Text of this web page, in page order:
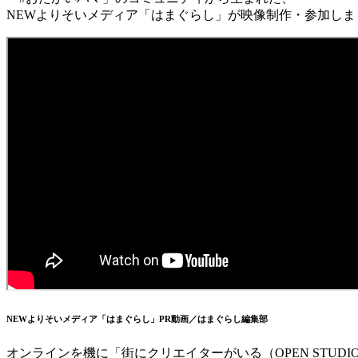
NEWよりそいメディア「はまぐらし」が映像制作・参加しま
NEWよりそいメディア「はまぐらし」PR動画／はまぐらし編集部
オンラインを機に「街にクリエイターがいる（OPEN